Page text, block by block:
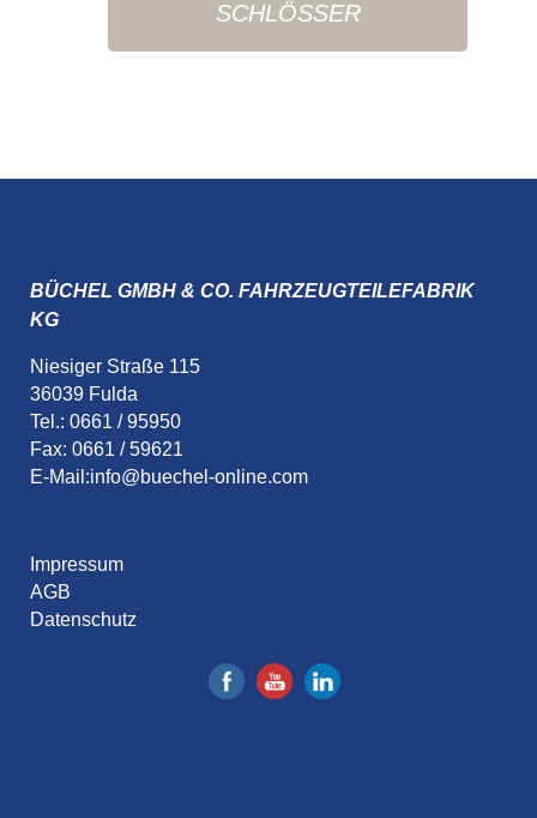
SCHLÖSSER
BÜCHEL GMBH & CO. FAHRZEUGTEILEFABRIK
KG
Niesiger Straße 115
36039 Fulda
Tel.: 0661 / 95950
Fax: 0661 / 59621
E-Mail:info@buechel-online.com
Impressum
AGB
Datenschutz